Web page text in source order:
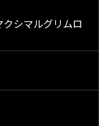
クシマルグリムロ